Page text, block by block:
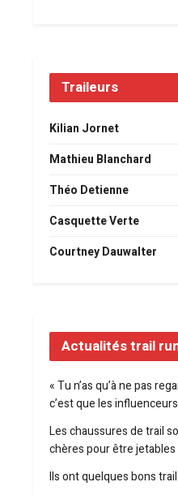
Traileurs
Kilian Jornet
Mathieu Blanchard
Théo Detienne
Casquette Verte
Courtney Dauwalter
Actualités trail
« Tu n’as qu’à ne pas
c’est que les
Les chaussures de trail
chères pour être jetables
Ils ont quelques bons